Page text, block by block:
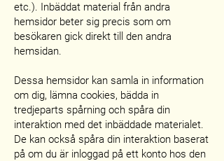
etc.). Inbäddat material från andra
hemsidor beter sig precis som om
besökaren gick direkt till den andra
hemsidan.
Dessa hemsidor kan samla in information
om dig, lämna cookies, bädda in
tredjeparts spårning och spåra din
interaktion med det inbäddade materialet.
De kan också spåra din interaktion baserat
på om du är inloggad på ett konto hos den